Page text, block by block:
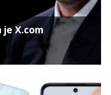
X.com